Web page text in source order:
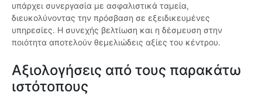
υπάρχει συνεργασία με ασφαλιστικά ταμεία,
διευκολύνοντας την πρόσβαση σε εξειδικευμένες
υπηρεσίες. Η συνεχής βελτίωση και η δέσμευση στην
ποιότητα αποτελούν θεμελιώδεις αξίες του κέντρου.
Αξιολογήσεις από τους παρακάτω
ιστότοπους